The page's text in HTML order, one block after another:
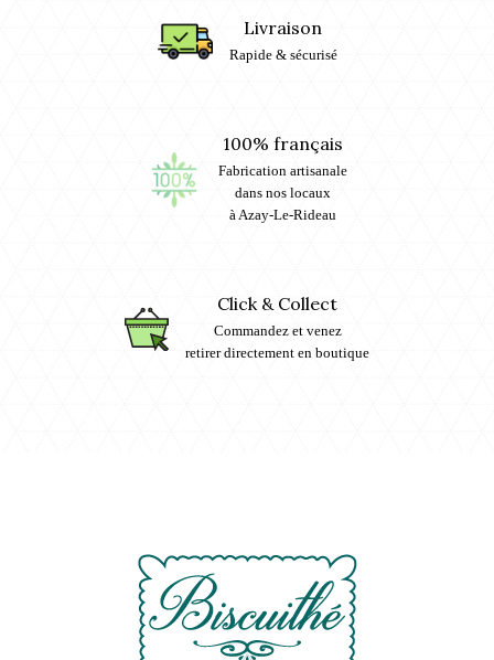
Livraison
Rapide & sécurisé
100% français
Fabrication artisanale
dans nos locaux
à Azay-Le-Rideau
Click & Collect
Commandez et venez
retirer directement en boutique